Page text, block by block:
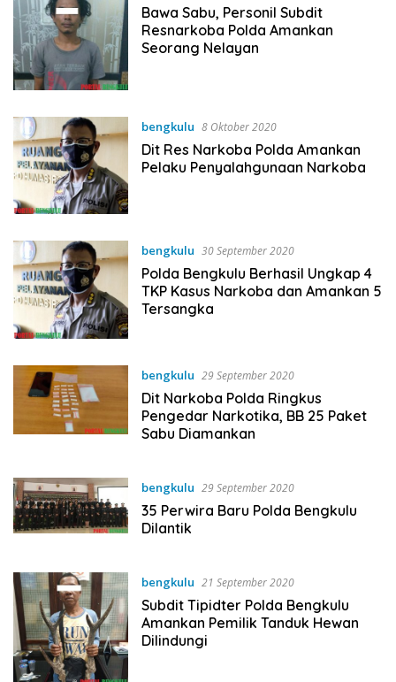
Bawa Sabu, Personil Subdit
Resnarkoba Polda Amankan
Seorang Nelayan
bengkulu 8 Oktober 2020
Dit Res Narkoba Polda Amankan
Pelaku Penyalahgunaan Narkoba
bengkulu 30 September 2020
Polda Bengkulu Berhasil Ungkap 4
TKP Kasus Narkoba dan Amankan 5
Tersangka
bengkulu 29 September 2020
Dit Narkoba Polda Ringkus
Pengedar Narkotika, BB 25 Paket
Sabu Diamankan
bengkulu 29 September 2020
35 Perwira Baru Polda Bengkulu
Dilantik
bengkulu 21 September 2020
Subdit Tipidter Polda Bengkulu
Amankan Pemilik Tanduk Hewan
Dilindungi